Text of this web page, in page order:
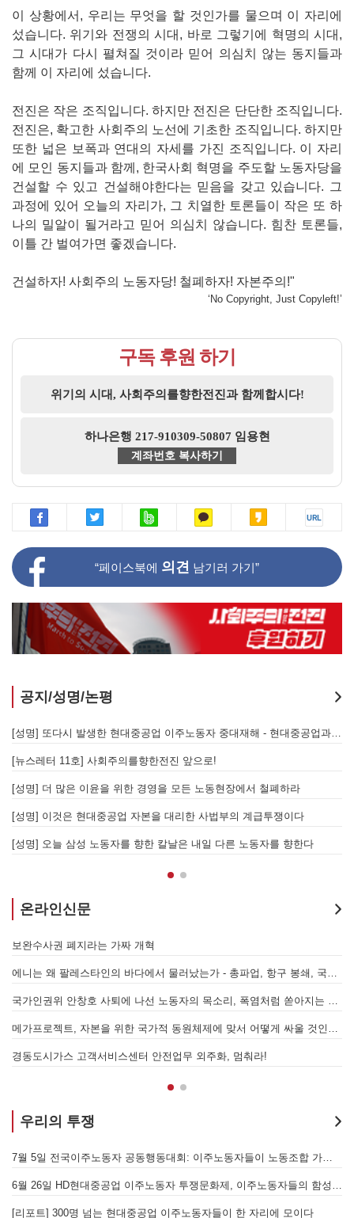
이 상황에서, 우리는 무엇을 할 것인가를 물으며 이 자리에
섰습니다. 위기와 전쟁의 시대, 바로 그렇기에 혁명의 시대,
그 시대가 다시 펼쳐질 것이라 믿어 의심치 않는 동지들과
함께 이 자리에 섰습니다.
전진은 작은 조직입니다. 하지만 전진은 단단한 조직입니다.
전진은, 확고한 사회주의 노선에 기초한 조직입니다. 하지만
또한 넓은 보폭과 연대의 자세를 가진 조직입니다. 이 자리
에 모인 동지들과 함께, 한국사회 혁명을 주도할 노동자당을
건설할 수 있고 건설해야한다는 믿음을 갖고 있습니다. 그
과정에 있어 오늘의 자리가, 그 치열한 토론들이 작은 또 하
나의 밀알이 될거라고 믿어 의심치 않습니다. 힘찬 토론들,
이틀 간 벌여가면 좋겠습니다.
건설하자! 사회주의 노동자당! 철폐하자! 자본주의!"
‘No Copyright, Just Copyleft!’
구독 후원 하기
위기의 시대, 사회주의를향한전진과 함께합시다!
하나은행 217-910309-50807 임용현
계좌번호 복사하기
“페이스북에 의견 남기러 가기”
공지/성명/논평
[성명] 또다시 발생한 현대중공업 이주노동자 중대재해 - 현대중공업과 한국 정부, 우즈베키스탄 노동청을 규탄한다
[뉴스레터 11호] 사회주의를향한전진 앞으로!
[성명] 더 많은 이윤을 위한 경영을 모든 노동현장에서 철폐하라
[성명] 이것은 현대중공업 자본을 대리한 사법부의 계급투쟁이다
[성명] 오늘 삼성 노동자를 향한 칼날은 내일 다른 노동자를 향한다
온라인신문
보완수사권 폐지라는 가짜 개혁
에니는 왜 팔레스타인의 바다에서 물러났는가 - 총파업, 항구 봉쇄, 국제 연대가 만들어 낸 에너지 자본의 후퇴
국가인권위 안창호 사퇴에 나선 노동자의 목소리, 폭염처럼 쏟아지는 불평등에 맞서 노동자계급의 메아리를!
메가프로젝트, 자본을 위한 국가적 동원체제에 맞서 어떻게 싸울 것인가?
경동도시가스 고객서비스센터 안전업무 외주화, 멈춰라!
우리의 투쟁
7월 5일 전국이주노동자 공동행동대회: 이주노동자들이 노동조합 가입을 선언하다
6월 26일 HD현대중공업 이주노동자 투쟁문화제, 이주노동자들의 함성과 노랫소리가 울산 동구 앞바다에 울려 퍼지다!
[리포트] 300명 넘는 현대중공업 이주노동자들이 한 자리에 모이다